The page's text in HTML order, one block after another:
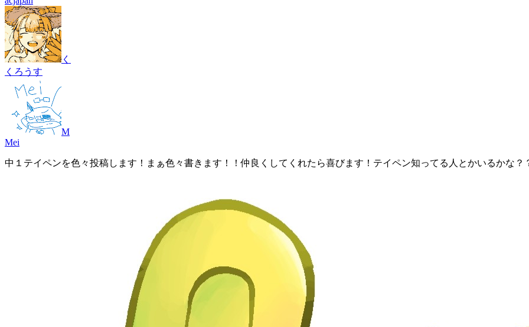
く
くろうす
M
Mei
中１テイペンを色々投稿します！まぁ色々書きます！！仲良くしてくれたら喜びます！テイペン知ってる人とかいるかな？